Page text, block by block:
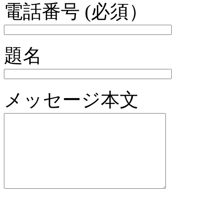
電話番号 (必須）
題名
メッセージ本文